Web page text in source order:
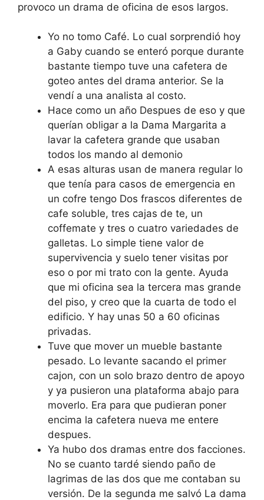
provoco un drama de oficina de esos largos.
Yo no tomo Café. Lo cual sorprendió hoy
a Gaby cuando se enteró porque durante
bastante tiempo tuve una cafetera de
goteo antes del drama anterior. Se la
vendí a una analista al costo.
Hace como un año Despues de eso y que
querían obligar a la Dama Margarita a
lavar la cafetera grande que usaban
todos los mando al demonio
A esas alturas usan de manera regular lo
que tenía para casos de emergencia en
un cofre tengo Dos frascos diferentes de
cafe soluble, tres cajas de te, un
coffemate y tres o cuatro variedades de
galletas. Lo simple tiene valor de
supervivencia y suelo tener visitas por
eso o por mi trato con la gente. Ayuda
que mi oficina sea la tercera mas grande
del piso, y creo que la cuarta de todo el
edificio. Y hay unas 50 a 60 oficinas
privadas.
Tuve que mover un mueble bastante
pesado. Lo levante sacando el primer
cajon, con un solo brazo dentro de apoyo
y ya pusieron una plataforma abajo para
moverlo. Era para que pudieran poner
encima la cafetera nueva me entere
despues.
Ya hubo dos dramas entre dos facciones.
No se cuanto tardé siendo paño de
lagrimas de las dos que me contaban su
versión. De la segunda me salvó La dama